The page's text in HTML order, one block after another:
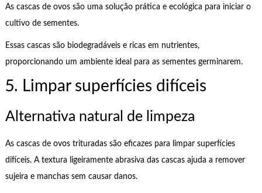
As cascas de ovos são uma solução prática e ecológica para iniciar o
cultivo de sementes.
Essas cascas são biodegradáveis e ricas em nutrientes,
proporcionando um ambiente ideal para as sementes germinarem.
5. Limpar superfícies difíceis
Alternativa natural de limpeza
As cascas de ovos trituradas são eficazes para limpar superfícies
difíceis. A textura ligeiramente abrasiva das cascas ajuda a remover
sujeira e manchas sem causar danos.